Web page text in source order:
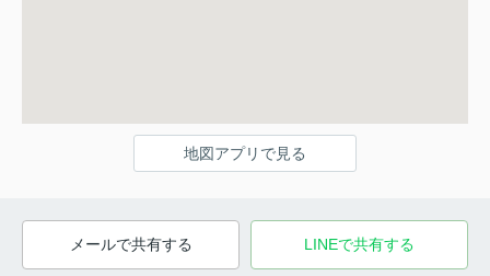
地図アプリで見る
メールで共有する LINEで共有する